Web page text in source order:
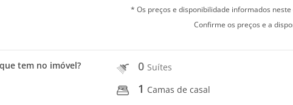
* Os preços e disponibilidade informados
Confirme os preços e a
tem no imóvel? 0 Suítes
1 Camas de casal